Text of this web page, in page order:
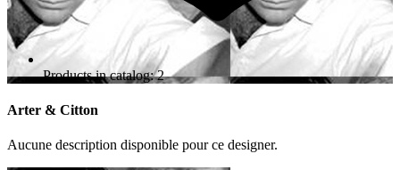
Products in catalog: 2
Arter & Citton
Aucune description disponible pour ce designer.